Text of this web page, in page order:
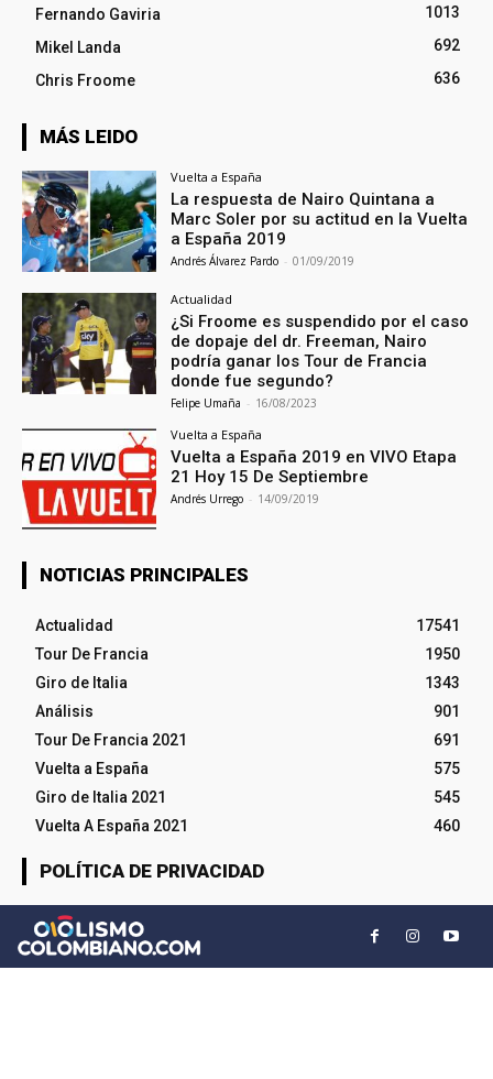
Fernando Gaviria
1013
Mikel Landa
692
Chris Froome
636
MÁS LEIDO
Vuelta a España
La respuesta de Nairo Quintana a
Marc Soler por su actitud en la Vuelta
a España 2019
Andrés Álvarez Pardo - 01/09/2019
Actualidad
¿Si Froome es suspendido por el caso
de dopaje del dr. Freeman, Nairo
podría ganar los Tour de Francia
donde fue segundo?
Felipe Umaña - 16/08/2023
Vuelta a España
Vuelta a España 2019 en VIVO Etapa
21 Hoy 15 De Septiembre
Andrés Urrego - 14/09/2019
NOTICIAS PRINCIPALES
Actualidad
17541
Tour De Francia
1950
Giro de Italia
1343
Análisis
901
Tour De Francia 2021
691
Vuelta a España
575
Giro de Italia 2021
545
Vuelta A España 2021
460
POLÍTICA DE PRIVACIDAD